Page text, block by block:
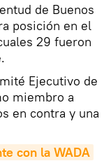
de Buenos
posición en el
29 fueron
Ejecutivo de
miembro a
en contra y una
con la WADA